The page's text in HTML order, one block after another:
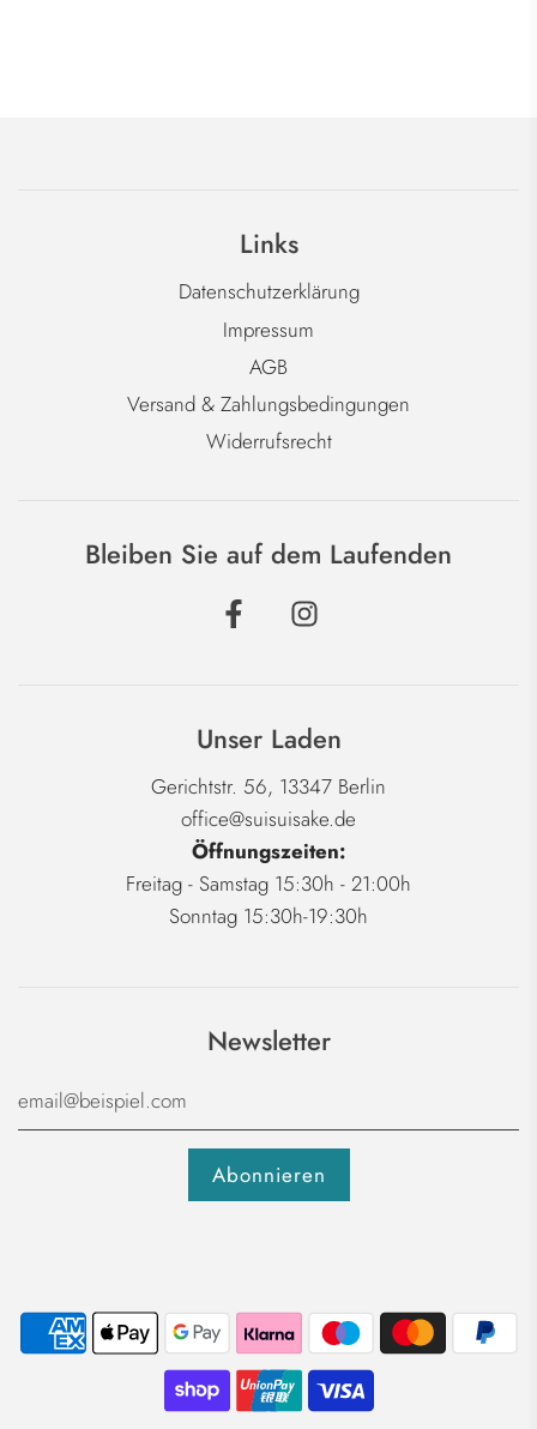
Links
Datenschutzerklärung
Impressum
AGB
Versand & Zahlungsbedingungen
Widerrufsrecht
Bleiben Sie auf dem Laufenden
Unser Laden
Gerichtstr. 56, 13347 Berlin
office@suisuisake.de
Öffnungszeiten:
Freitag - Samstag 15:30h - 21:00h
Sonntag 15:30h-19:30h
Newsletter